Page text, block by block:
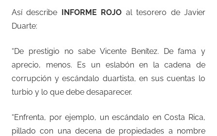
Así describe INFORME ROJO al tesorero de Javier
Duarte:
“De prestigio no sabe Vicente Benítez. De fama y
aprecio, menos. Es un eslabón en la cadena de
corrupción y escándalo duartista, en sus cuentas lo
turbio y lo que debe desaparecer.
“Enfrenta, por ejemplo, un escándalo en Costa Rica,
pillado con una decena de propiedades a nombre